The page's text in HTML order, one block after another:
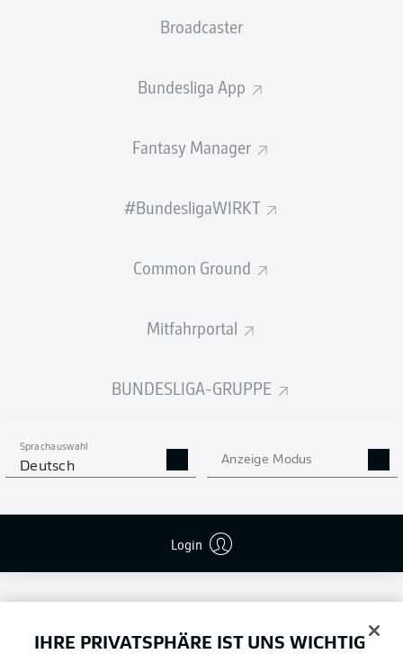
Broadcaster
Bundesliga App
Fantasy Manager
#BundesligaWIRKT
Common Ground
Mitfahrportal
BUNDESLIGA-GRUPPE
Sprachauswahl
Deutsch Anzeige Modus
Login
Hier gibt es bald alle Infos zum Duell VfL Bochum 1848
IHRE PRIVATSPHÄRE IST UNS WICHTIG